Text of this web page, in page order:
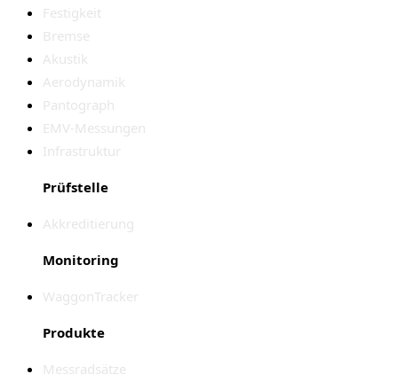
Festigkeit
Bremse
Akustik
Aerodynamik
Pantograph
EMV-Messungen
Infrastruktur
Prüfstelle
Akkreditierung
Monitoring
WaggonTracker
Produkte
Messradsätze